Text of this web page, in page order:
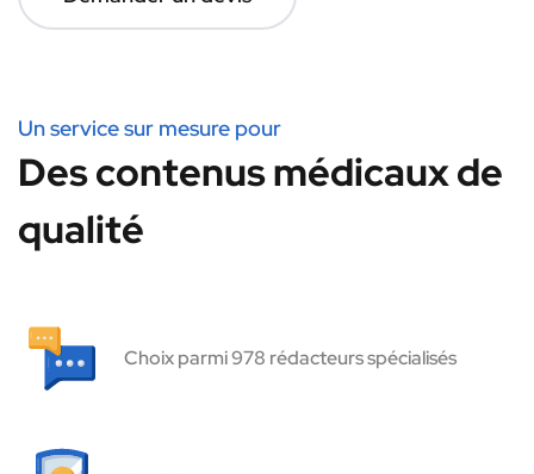
Un service sur mesure pour
Des contenus médicaux de
qualité
Choix parmi 978 rédacteurs spécialisés